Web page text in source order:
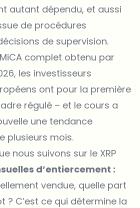
autant dépendu, et aussi
de procédures
de supervision.
complet obtenu par
les investisseurs
ont pour la première
régulé – et le cours a
une tendance
plusieurs mois.
nous suivons sur le XRP
d’entiercement :
vendue, quelle part
? C’est ce qui détermine la